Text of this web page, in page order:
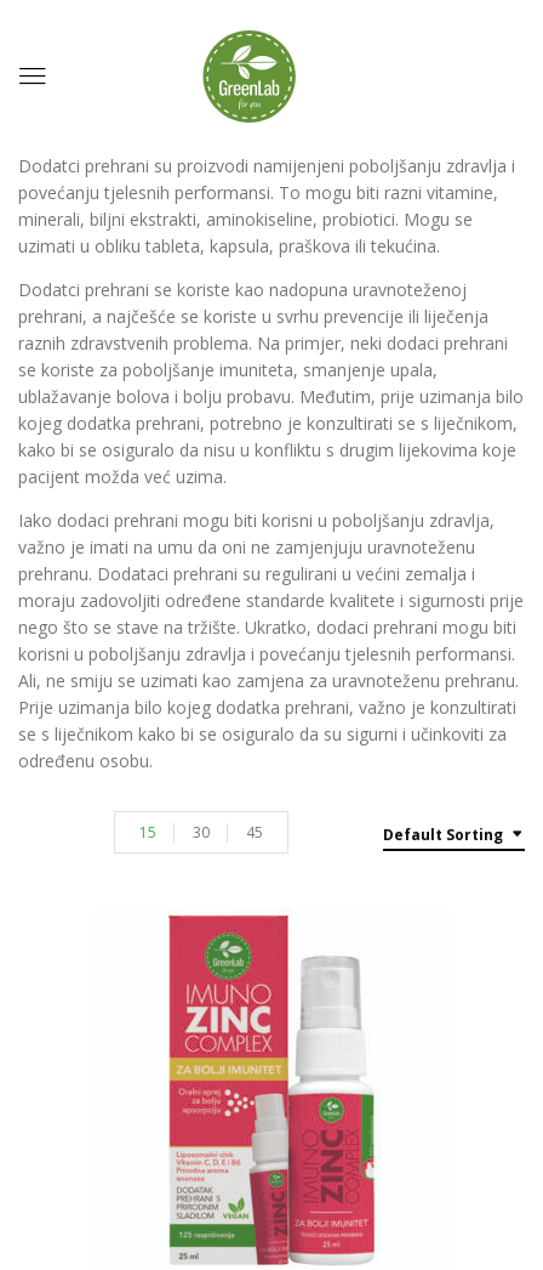
Dodatci prehrani su proizvodi namijenjeni poboljšanju zdravlja i
povećanju tjelesnih performansi. To mogu biti razni vitamine,
minerali, biljni ekstrakti, aminokiseline, probiotici. Mogu se
uzimati u obliku tableta, kapsula, praškova ili tekućina.
Dodatci prehrani se koriste kao nadopuna uravnoteženoj
prehrani, a najčešće se koriste u svrhu prevencije ili liječenja
raznih zdravstvenih problema. Na primjer, neki dodaci prehrani
se koriste za poboljšanje imuniteta, smanjenje upala,
ublažavanje bolova i bolju probavu. Međutim, prije uzimanja bilo
kojeg dodatka prehrani, potrebno je konzultirati se s liječnikom,
kako bi se osiguralo da nisu u konfliktu s drugim lijekovima koje
pacijent možda već uzima.
Iako dodaci prehrani mogu biti korisni u poboljšanju zdravlja,
važno je imati na umu da oni ne zamjenjuju uravnoteženu
prehranu. Dodataci prehrani su regulirani u većini zemalja i
moraju zadovoljiti određene standarde kvalitete i sigurnosti prije
nego što se stave na tržište. Ukratko, dodaci prehrani mogu biti
korisni u poboljšanju zdravlja i povećanju tjelesnih performansi.
Ali, ne smiju se uzimati kao zamjena za uravnoteženu prehranu.
Prije uzimanja bilo kojeg dodatka prehrani, važno je konzultirati
se s liječnikom kako bi se osiguralo da su sigurni i učinkoviti za
određenu osobu.
Default Sorting
15 30 45